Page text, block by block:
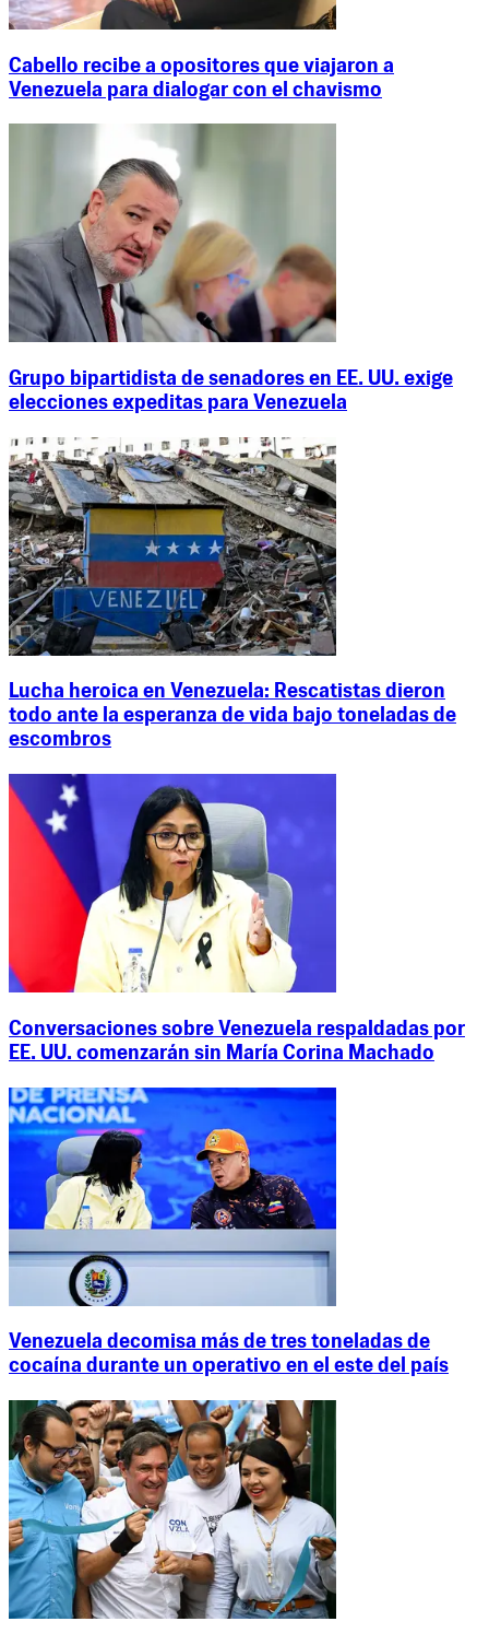
Cabello recibe a opositores que viajaron a
Venezuela para dialogar con el chavismo
Grupo bipartidista de senadores en EE. UU. exige
elecciones expeditas para Venezuela
Lucha heroica en Venezuela: Rescatistas dieron
todo ante la esperanza de vida bajo toneladas de
escombros
Conversaciones sobre Venezuela respaldadas por
EE. UU. comenzarán sin María Corina Machado
Venezuela decomisa más de tres toneladas de
cocaína durante un operativo en el este del país